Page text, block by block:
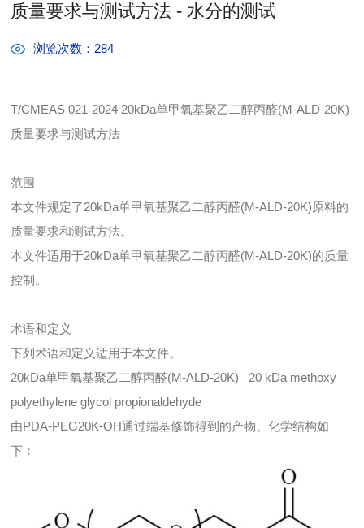
质量要求与测试方法 - 水分的测试
浏览次数：284
T/CMEAS 021-2024 20kDa单甲氧基聚乙二醇丙醛(M-ALD-20K)
质量要求与测试方法
范围
本文件规定了20kDa单甲氧基聚乙二醇丙醛(M-ALD-20K)原料的
质量要求和测试方法。
本文件适用于20kDa单甲氧基聚乙二醇丙醛(M-ALD-20K)的质量
控制。
术语和定义
下列术语和定义适用于本文件。
20kDa单甲氧基聚乙二醇丙醛(M-ALD-20K) 20 kDa methoxy
polyethylene glycol propionaldehyde
由PDA-PEG20K-OH通过端基修饰得到的产物。化学结构如
下：